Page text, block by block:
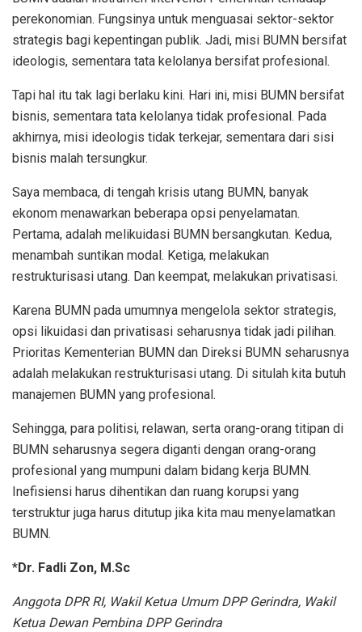
perekonomian. Fungsinya untuk menguasai sektor-sektor
strategis bagi kepentingan publik. Jadi, misi BUMN bersifat
ideologis, sementara tata kelolanya bersifat profesional.
Tapi hal itu tak lagi berlaku kini. Hari ini, misi BUMN bersifat
bisnis, sementara tata kelolanya tidak profesional. Pada
akhirnya, misi ideologis tidak terkejar, sementara dari sisi
bisnis malah tersungkur.
Saya membaca, di tengah krisis utang BUMN, banyak
ekonom menawarkan beberapa opsi penyelamatan.
Pertama, adalah melikuidasi BUMN bersangkutan. Kedua,
menambah suntikan modal. Ketiga, melakukan
restrukturisasi utang. Dan keempat, melakukan privatisasi.
Karena BUMN pada umumnya mengelola sektor strategis,
opsi likuidasi dan privatisasi seharusnya tidak jadi pilihan.
Prioritas Kementerian BUMN dan Direksi BUMN seharusnya
adalah melakukan restrukturisasi utang. Di situlah kita butuh
manajemen BUMN yang profesional.
Sehingga, para politisi, relawan, serta orang-orang titipan di
BUMN seharusnya segera diganti dengan orang-orang
profesional yang mumpuni dalam bidang kerja BUMN.
Inefisiensi harus dihentikan dan ruang korupsi yang
terstruktur juga harus ditutup jika kita mau menyelamatkan
BUMN.
*Dr. Fadli Zon, M.Sc
Anggota DPR RI, Wakil Ketua Umum DPP Gerindra, Wakil
Ketua Dewan Pembina DPP Gerindra